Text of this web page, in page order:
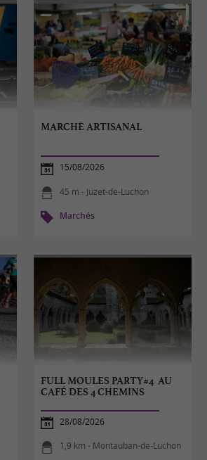
MARCHÉ ARTISANAL
15/08/2026
45 m - Juzet-de-Luchon
Marchés
FULL MOULES PARTY#4 AU
CAFÉ DES 4 CHEMINS
28/08/2026
1,9 km - Montauban-de-Luchon